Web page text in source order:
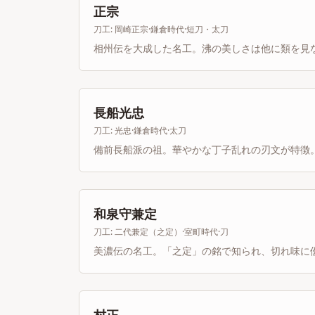
正宗
刀工: 岡崎正宗·鎌倉時代·短刀・太刀
相州伝を大成した名工。沸の美しさは他に類を見
長船光忠
刀工:光忠·鎌倉時代·太刀
備前長船派の祖。華やかな丁子乱れの刃文が特徴。
和泉守兼定
刀工:二代兼定（之定） ·室町時代·刀
美濃伝の名工。「之定」の銘で知られ、切れ味に